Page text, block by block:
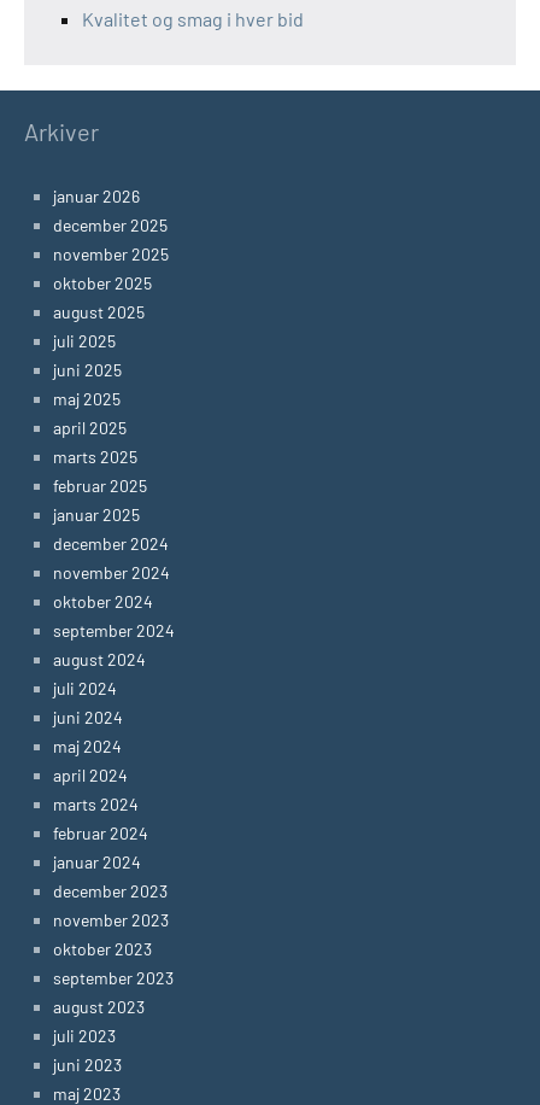
Kvalitet og smag i hver bid
Arkiver
januar 2026
december 2025
november 2025
oktober 2025
august 2025
juli 2025
juni 2025
maj 2025
april 2025
marts 2025
februar 2025
januar 2025
december 2024
november 2024
oktober 2024
september 2024
august 2024
juli 2024
juni 2024
maj 2024
april 2024
marts 2024
februar 2024
januar 2024
december 2023
november 2023
oktober 2023
september 2023
august 2023
juli 2023
juni 2023
maj 2023